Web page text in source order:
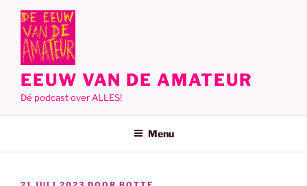
inhoud
EEUW VAN DE AMATEUR
Dé podcast over ALLES!
Menu
GEPLAATST